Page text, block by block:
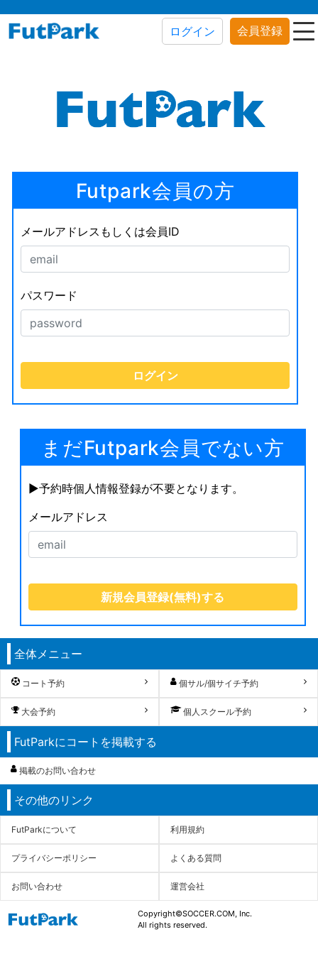
ログイン 会員登録
Futpark会員の方
メールアドレスもしくは会員ID
パスワード
まだFutpark会員でない方
▶︎予約時個人情報登録が不要となります。
メールアドレス
全体メニュー
コート予約 個サル/個サイチ予約
大会予約 個人スクール予約
FutParkにコートを掲載する
掲載のお問い合わせ
その他のリンク
FutParkについて 利用規約
プライバシーポリシー よくある質問
お問い合わせ 運営会社
Copyright©SOCCER.COM, Inc.
All rights reserved.